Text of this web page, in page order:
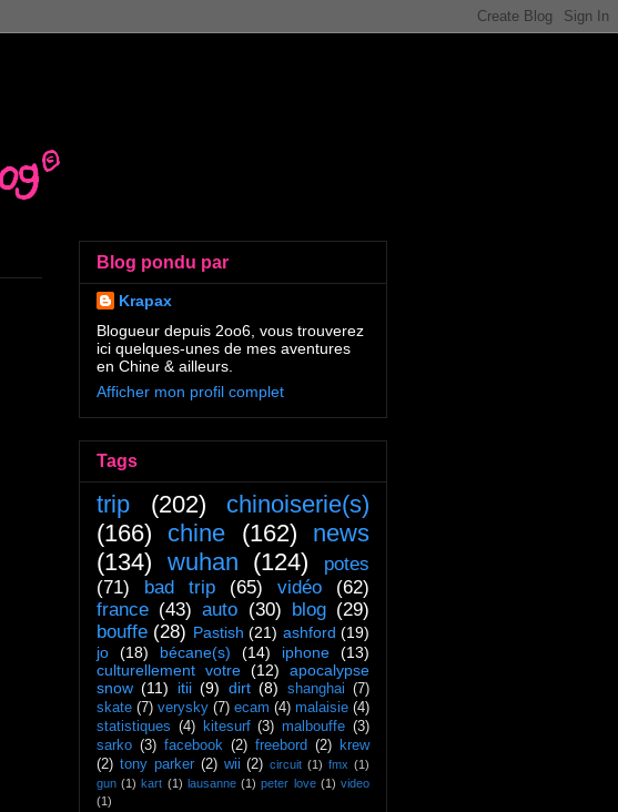
Blog pondu par
Krapax
Blogueur depuis 2oo6, vous trouverez
ici quelques-unes de mes aventures
en Chine & ailleurs.
Afficher mon profil complet
Tags
trip (202)
chinoiserie(s)
(166)
chine (162)
news
(134) wuhan (124)
potes
(71)
bad trip (65) vidéo
(62)
france (43) auto (30) blog (29)
bouffe (28) Pastish (21) ashford (19)
jo
(18) bécane(s) (14) iphone
(13)
culturellement votre (12)
apocalypse
snow (11) itii (9) dirt (8) shanghai (7)
skate (7) verysky (7) ecam (4) malaisie (4)
statistiques (4) kitesurf (3) malbouffe (3)
sarko (3) facebook (2) freebord (2)
krew
(2) tony parker (2) wii (2) circuit (1) fmx (1)
gun (1) kart (1) lausanne (1) peter love (1) video
(1)